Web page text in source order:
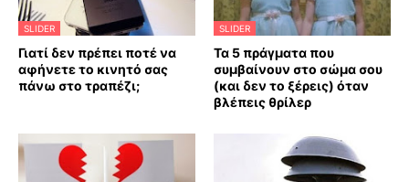
SLIDER
Γιατί δεν πρέπει ποτέ να
αφήνετε το κινητό σας
πάνω στο τραπέζι;
SLIDER
Τα 5 πράγματα που
συμβαίνουν στο σώμα σου
(και δεν το ξέρεις) όταν
βλέπεις θρίλερ